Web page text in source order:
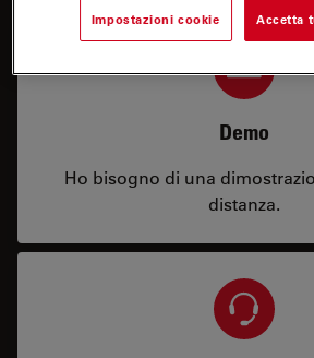
Demo
Ho bisogno di una
distanza.
Impostazioni cookie Accetta